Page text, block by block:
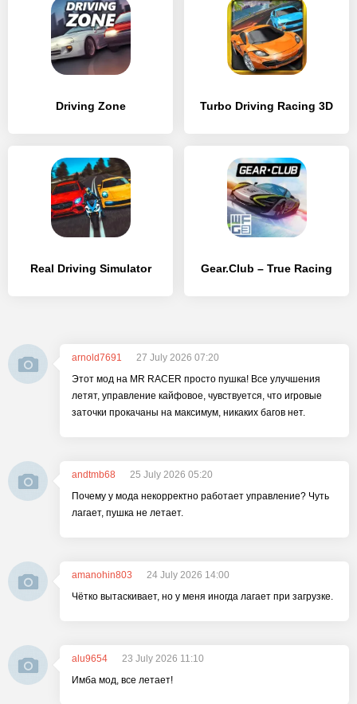
Driving Zone Turbo Driving Racing 3D
Real Driving Simulator Gear.Club – True Racing
arnold7691
27 July 2026 07:20
Этот мод на MR RACER просто пушка! Все улучшения
летят, управление кайфовое, чувствуется, что игровые
заточки прокачаны на максимум, никаких багов нет.
andtmb68
25 July 2026 05:20
Почему у мода некорректно работает управление? Чуть
лагает, пушка не летает.
amanohin803
24 July 2026 14:00
Чётко вытаскивает, но у меня иногда лагает при загрузке.
alu9654
23 July 2026 11:10
Имба мод, все летает!